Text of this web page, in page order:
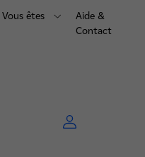
Vous êtes
Aide &
Contact
de
par EDF